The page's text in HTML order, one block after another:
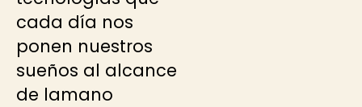
cada día nos
ponen nuestros
sueños al alcance
de lamano